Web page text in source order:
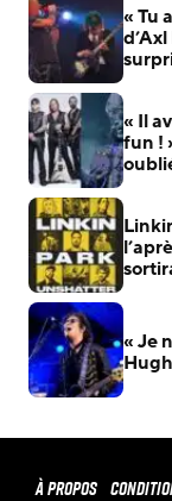
« Tu
« Il
fun !
« Je
À propos